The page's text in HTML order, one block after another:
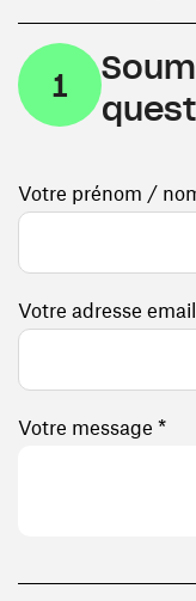
1
Votre message *